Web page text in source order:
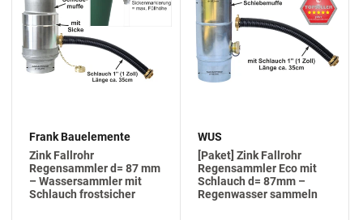
Frank Bauelemente
Zink Fallrohr
Regensammler d= 87 mm
– Wassersammler mit
Schlauch frostsicher
WUS
[Paket] Zink Fallrohr
Regensammler Eco mit
Schlauch d= 87mm –
Regenwasser sammeln